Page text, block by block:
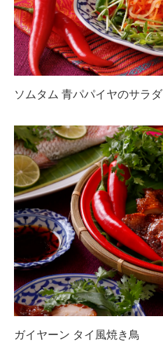
ソムタム 青パパイヤのサラダ
ガイヤーン タイ風焼き鳥